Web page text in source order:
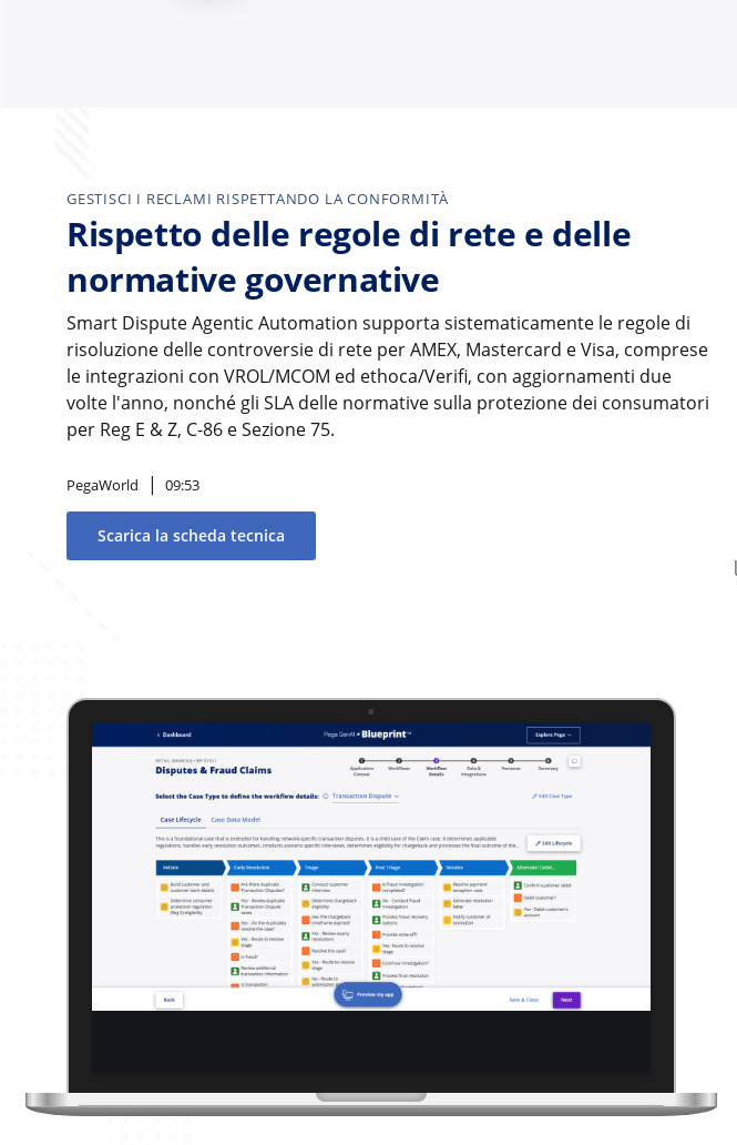
GESTISCI I RECLAMI RISPETTANDO LA CONFORMITÀ
Rispetto delle regole di rete e delle
normative governative
Smart Dispute Agentic Automation supporta sistematicamente le regole di
risoluzione delle controversie di rete per AMEX, Mastercard e Visa, comprese
le integrazioni con VROL/MCOM ed ethoca/Verifi, con aggiornamenti due
volte l'anno, nonché gli SLA delle normative sulla protezione dei consumatori
per Reg E & Z, C-86 e Sezione 75.
PegaWorld 09:53
Scarica la scheda tecnica